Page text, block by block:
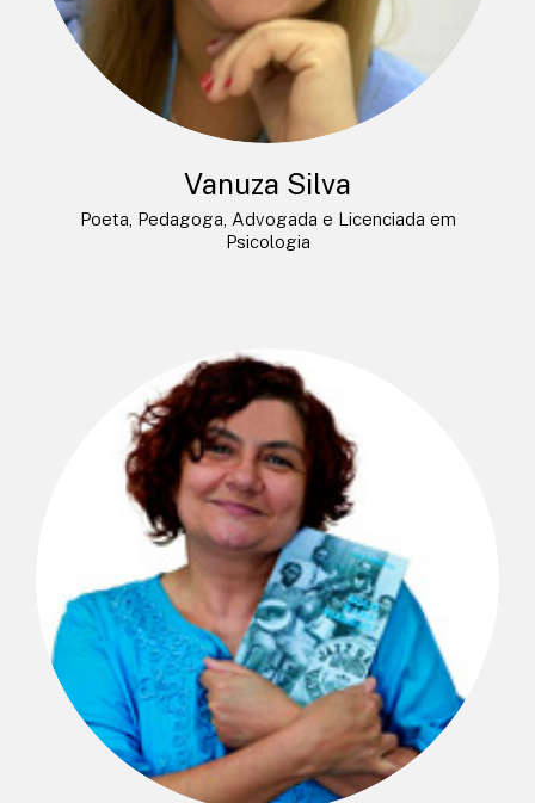
Vanuza Silva
Poeta, Pedagoga, Advogada e Licenciada em
Psicologia